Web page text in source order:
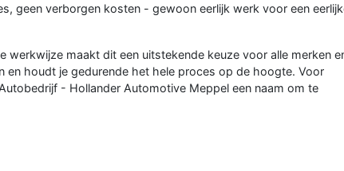
geen verborgen kosten - gewoon eerlijk werk voor een
werkwijze maakt dit een uitstekende keuze voor alle merken
en houdt je gedurende het hele proces op de hoogte. Voor
- Hollander Automotive Meppel een naam om te